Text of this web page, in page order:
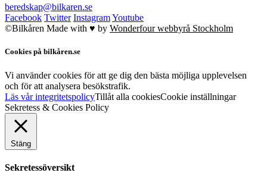
beredskap@bilkaren.se
Facebook Twitter InstagramYoutube
©Bilkåren Made with ♥ by Wonderfour webbyrå Stockholm
Cookies på bilkåren.se
Vi använder cookies för att ge dig den bästa möjliga upplevelsen
och för att analysera besökstrafik.
Läs vår integritetspolicyTillåt alla cookiesCookie inställningar
Sekretess & Cookies Policy
Stäng
Sekretessöversikt